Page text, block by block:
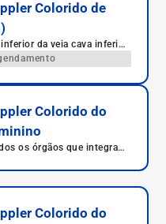
Colorido de
da veia cava inferior,
ao coração da parte
Colorido do
os órgãos que integram
Colorido do